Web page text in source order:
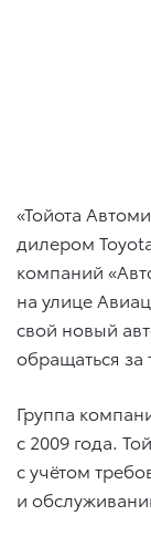
«Тойота
дилером
компаний
на улице
свой новый
обращаться
Группа
с 2009 года.
с учётом
и